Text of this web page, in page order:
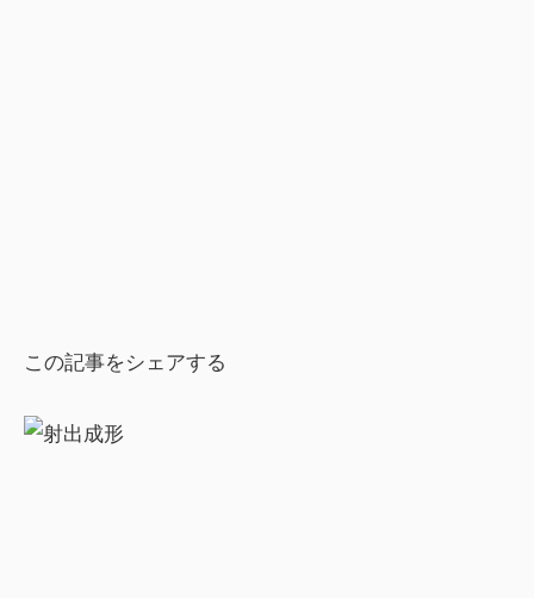
この記事をシェアする